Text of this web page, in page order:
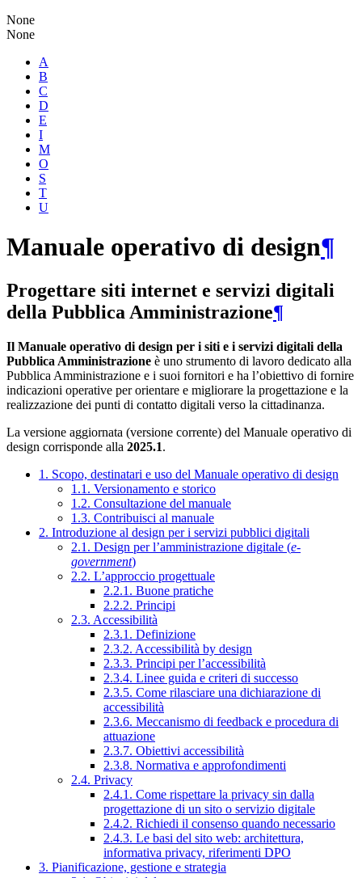
None
None
A
B
C
D
E
I
M
O
S
T
U
Manuale operativo di design¶
Progettare siti internet e servizi digitali
della Pubblica Amministrazione¶
Il Manuale operativo di design per i siti e i servizi digitali della
Pubblica Amministrazione è uno strumento di lavoro dedicato alla
Pubblica Amministrazione e i suoi fornitori e ha l’obiettivo di fornire
indicazioni operative per orientare e migliorare la progettazione e la
realizzazione dei punti di contatto digitali verso la cittadinanza.
La versione aggiornata (versione corrente) del Manuale operativo di
design corrisponde alla 2025.1.
1. Scopo, destinatari e uso del Manuale operativo di design
1.1. Versionamento e storico
1.2. Consultazione del manuale
1.3. Contribuisci al manuale
2. Introduzione al design per i servizi pubblici digitali
2.1. Design per l’amministrazione digitale (e-
government)
2.2. L’approccio progettuale
2.2.1. Buone pratiche
2.2.2. Principi
2.3. Accessibilità
2.3.1. Definizione
2.3.2. Accessibilità by design
2.3.3. Principi per l’accessibilità
2.3.4. Linee guida e criteri di successo
2.3.5. Come rilasciare una dichiarazione di
accessibilità
2.3.6. Meccanismo di feedback e procedura di
attuazione
2.3.7. Obiettivi accessibilità
2.3.8. Normativa e approfondimenti
2.4. Privacy
2.4.1. Come rispettare la privacy sin dalla
progettazione di un sito o servizio digitale
2.4.2. Richiedi il consenso quando necessario
2.4.3. Le basi del sito web: architettura,
informativa privacy, riferimenti DPO
3. Pianificazione, gestione e strategia